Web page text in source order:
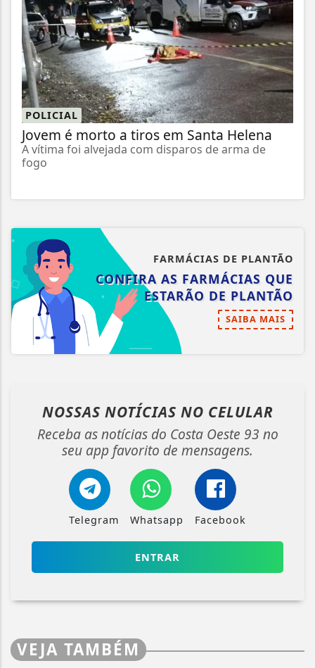
POLICIAL
Jovem é morto a tiros em Santa Helena
A vítima foi alvejada com disparos de arma de
fogo
FARMÁCIAS DE PLANTÃO
CONFIRA AS FARMÁCIAS QUE
ESTARÃO DE PLANTÃO
SAIBA MAIS
NOSSAS NOTÍCIAS NO CELULAR
Receba as notícias do Costa Oeste 93 no
seu app favorito de mensagens.
Telegram Whatsapp Facebook
ENTRAR
VEJA TAMBÉM